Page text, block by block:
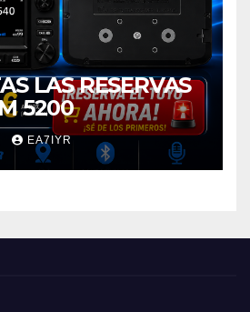
LAS RESERVAS
5200
EA7IYR